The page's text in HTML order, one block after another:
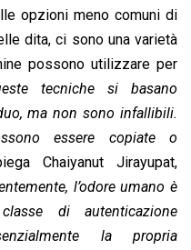
opzioni meno comuni di
dita, ci sono una varietà
possono utilizzare per
tecniche si basano
ma non sono infallibili.
essere copiate o
Chaiyanut Jirayupat,
l’odore umano è
di autenticazione
la propria